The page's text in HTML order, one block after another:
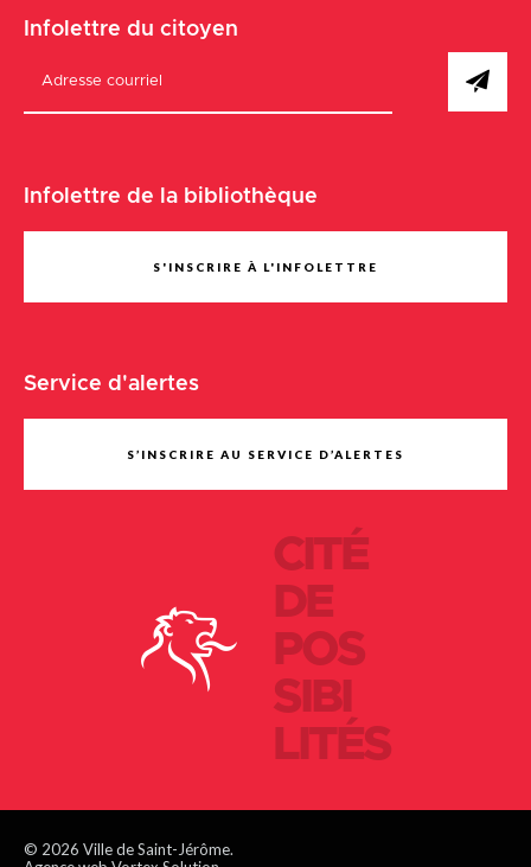
CITÉ
DE
POS
SIBI
LITÉS
Infolettre du citoyen
Infolettre de la bibliothèque
S'INSCRIRE À L'INFOLETTRE
Service d'alertes
S’INSCRIRE AU SERVICE D’ALERTES
© 2026 Ville de Saint-Jérôme.